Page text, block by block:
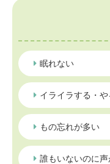
眠れない
イライラする・
もの忘れが多い
誰もいないのに